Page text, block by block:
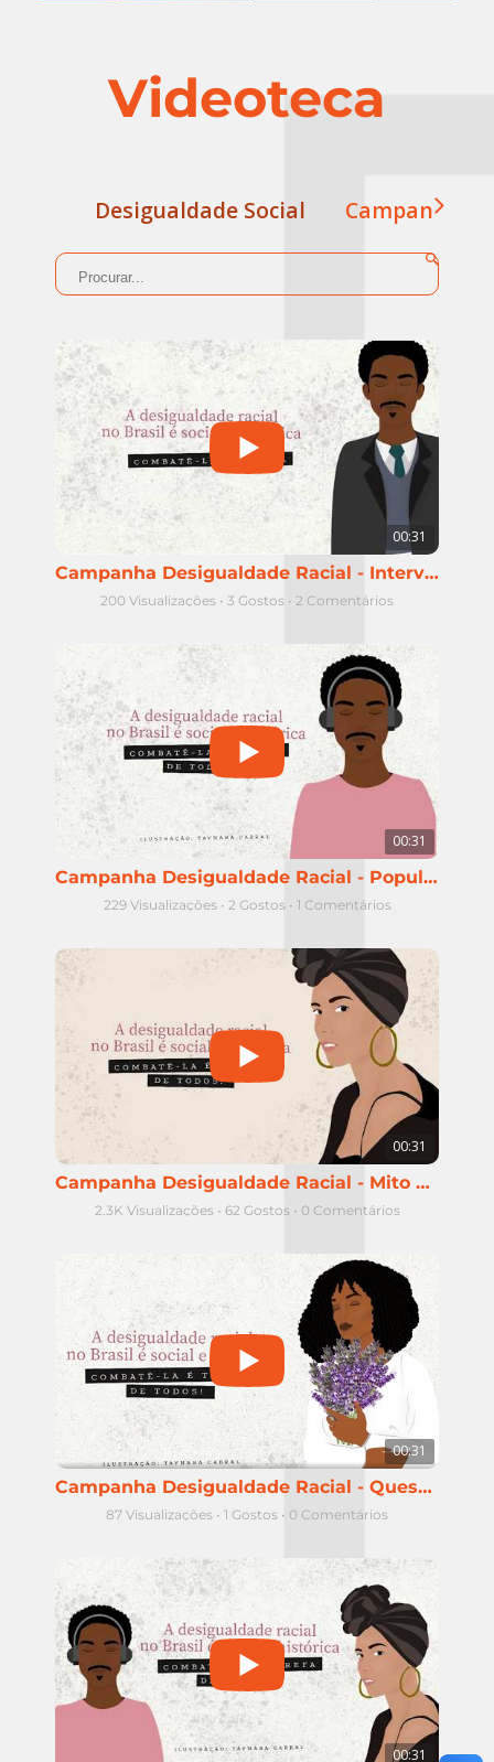
Videoteca
Desigualdade Social Campanha
00:31
Campanha Desigualdade Racial - Intervenção policial e população negra
200 Visualizações • 3 Gostos • 2 Comentários
00:31
Campanha Desigualdade Racial - População negra no ensino superior
229 Visualizações • 2 Gostos • 1 Comentários
00:31
Campanha Desigualdade Racial - Mito da Democracia Racial
2.3K Visualizações • 62 Gostos • 0 Comentários
00:31
Campanha Desigualdade Racial - Questão racial em Goiânia
87 Visualizações • 1 Gostos • 0 Comentários
00:31